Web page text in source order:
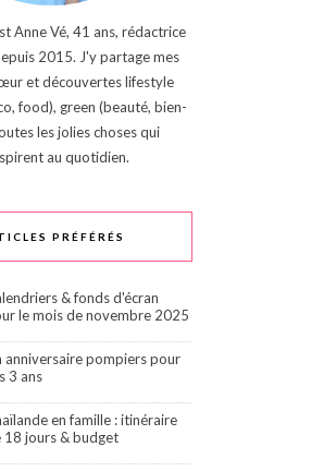
Anne Vé, 41 ans, rédactrice
2015. J'y partage mes
et découvertes lifestyle
food), green (beauté, bien-
les jolies choses qui
au quotidien.
PRÉFÉRÉS
& fonds d'écran
le mois de novembre 2025
anniversaire pompiers pour
3 ans
en famille : itinéraire
18 jours & budget